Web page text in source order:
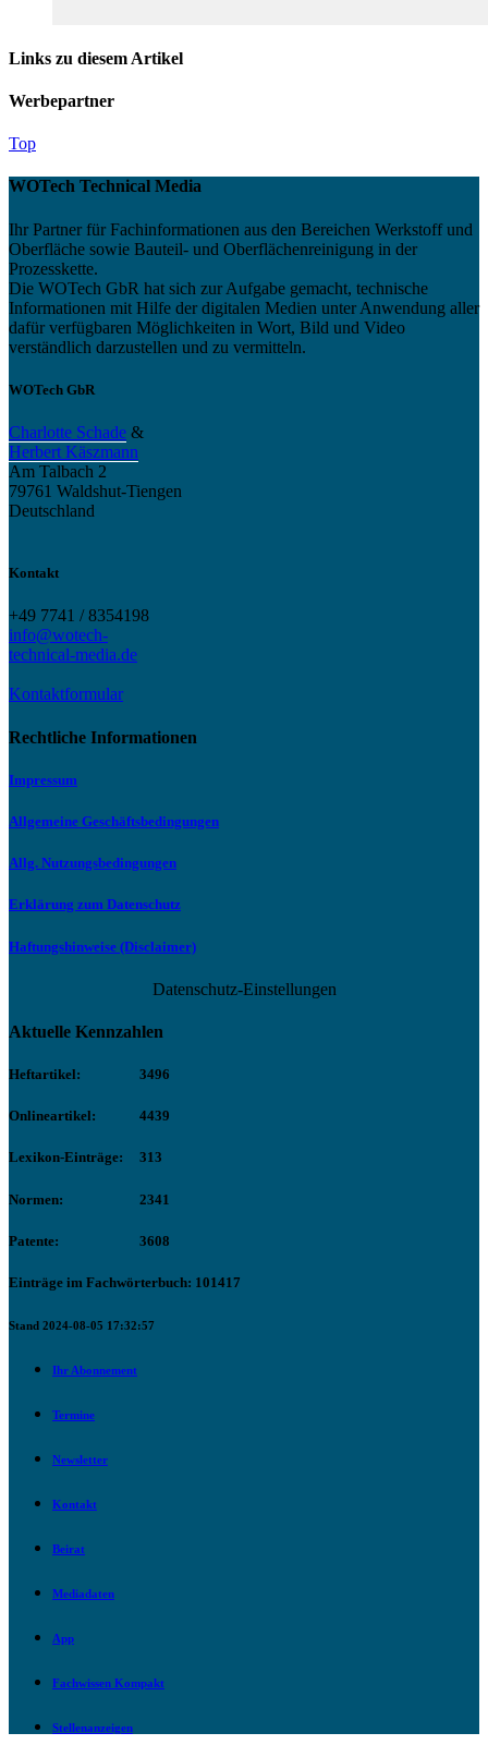
Links zu diesem Artikel
Werbepartner
Top
WOTech Technical Media
Ihr Partner für Fachinformationen aus den Bereichen Werkstoff und
Oberfläche sowie Bauteil- und Oberflächenreinigung in der
Prozesskette.
Die WOTech GbR hat sich zur Aufgabe gemacht, technische
Informationen mit Hilfe der digitalen Medien unter Anwendung aller
dafür verfügbaren Möglichkeiten in Wort, Bild und Video
verständlich darzustellen und zu vermitteln.
WOTech GbR
Charlotte Schade &
Herbert Käszmann
Am Talbach 2
79761 Waldshut-Tiengen
Deutschland
Kontakt
+49 7741 / 8354198
info@wotech-
technical-media.de
Kontaktformular
Rechtliche Informationen
Impressum
Allgemeine Geschäftsbedingungen
Allg. Nutzungsbedingungen
Erklärung zum Datenschutz
Haftungshinweise (Disclaimer)
Datenschutz-Einstellungen
Aktuelle Kennzahlen
Heftartikel: 3496
Onlineartikel: 4439
Lexikon-Einträge: 313
Normen: 2341
Patente: 3608
Einträge im Fachwörterbuch: 101417
Stand 2024-08-05 17:32:57
Ihr Abonnement
Termine
Newsletter
Kontakt
Beirat
Mediadaten
App
Fachwissen Kompakt
Stellenanzeigen